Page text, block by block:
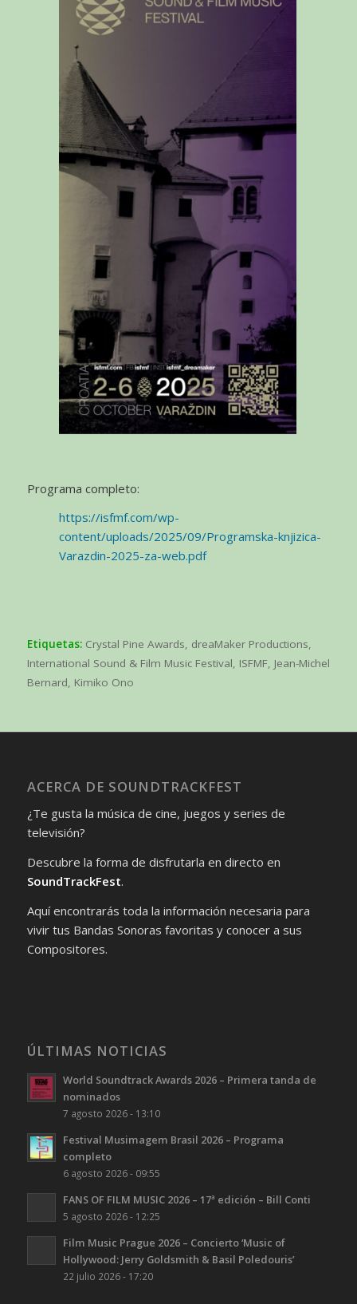
Programa completo:
https://isfmf.com/wp-
content/uploads/2025/09/Programska-knjizica-
Varazdin-2025-za-web.pdf
Etiquetas: Crystal Pine Awards, dreaMaker Productions,
International Sound & Film Music Festival, ISFMF, Jean-Michel
Bernard, Kimiko Ono
ACERCA DE SOUNDTRACKFEST
¿Te gusta la música de cine, juegos y series de
televisión?
Descubre la forma de disfrutarla en directo en
SoundTrackFest.
Aquí encontrarás toda la información necesaria para
vivir tus Bandas Sonoras favoritas y conocer a sus
Compositores.
ÚLTIMAS NOTICIAS
World Soundtrack Awards 2026 – Primera tanda de
nominados
7 agosto 2026 - 13:10
Festival Musimagem Brasil 2026 – Programa
completo
6 agosto 2026 - 09:55
FANS OF FILM MUSIC 2026 – 17ª edición – Bill Conti
5 agosto 2026 - 12:25
Film Music Prague 2026 – Concierto ‘Music of
Hollywood: Jerry Goldsmith & Basil Poledouris’
22 julio 2026 - 17:20